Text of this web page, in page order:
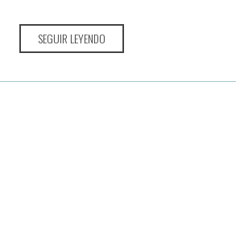
SEGUIR LEYENDO